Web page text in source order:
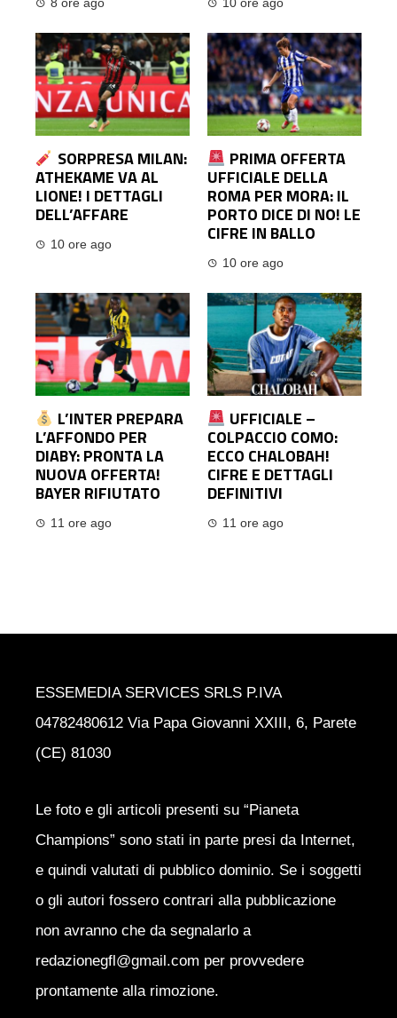
8 ore ago 10 ore ago
SORPRESA MILAN:
ATHEKAME VA AL
LIONE! I DETTAGLI
DELL’AFFARE
10 ore ago
PRIMA OFFERTA
UFFICIALE DELLA
ROMA PER MORA: IL
PORTO DICE DI NO! LE
CIFRE IN BALLO
10 ore ago
L’INTER PREPARA
L’AFFONDO PER
DIABY: PRONTA LA
NUOVA OFFERTA!
BAYER RIFIUTATO
11 ore ago
UFFICIALE –
COLPACCIO COMO:
ECCO CHALOBAH!
CIFRE E DETTAGLI
DEFINITIVI
11 ore ago
ESSEMEDIA SERVICES SRLS P.IVA
04782480612 Via Papa Giovanni XXIII, 6, Parete
(CE) 81030
Le foto e gli articoli presenti su “Pianeta
Champions” sono stati in parte presi da Internet,
e quindi valutati di pubblico dominio. Se i soggetti
o gli autori fossero contrari alla pubblicazione
non avranno che da segnalarlo a
redazionegfl@gmail.com per provvedere
prontamente alla rimozione.